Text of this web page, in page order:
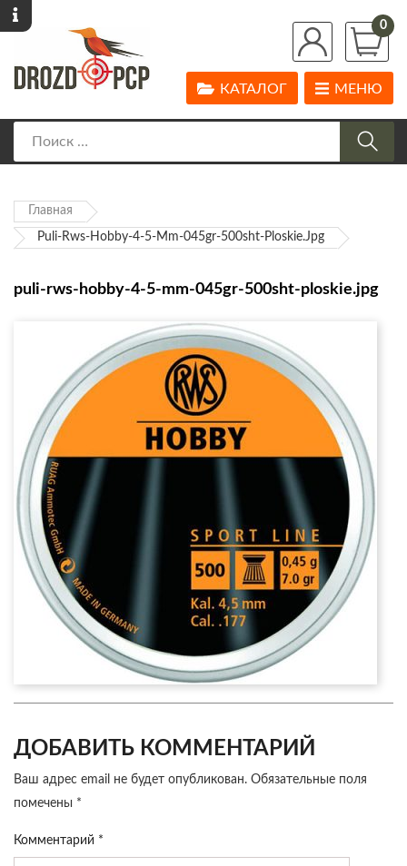
0
МЕНЮ
КАТАЛОГ
Главная
Puli-Rws-Hobby-4-5-Mm-045gr-500sht-Ploskie.jpg
puli-rws-hobby-4-5-mm-045gr-500sht-ploskie.jpg
ДОБАВИТЬ КОММЕНТАРИЙ
Ваш адрес email не будет опубликован. Обязательные поля
помечены *
Комментарий *